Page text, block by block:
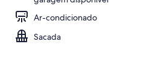
Ar-condicionado
Sacada